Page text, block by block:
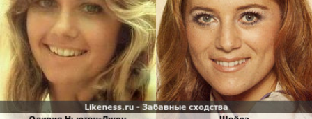
Кандидаты
Случайное сходство 👍
Создать сходство
Для публикации необходима авторизация